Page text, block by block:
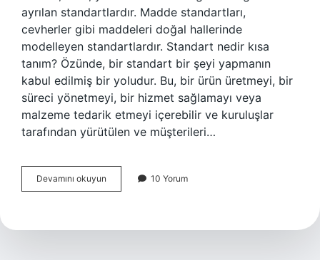
ayrılan standartlardır. Madde standartları,
cevherler gibi maddeleri doğal hallerinde
modelleyen standartlardır. Standart nedir kısa
tanım? Özünde, bir standart bir şeyi yapmanın
kabul edilmiş bir yoludur. Bu, bir ürün üretmeyi, bir
süreci yönetmeyi, bir hizmet sağlamayı veya
malzeme tedarik etmeyi içerebilir ve kuruluşlar
tarafından yürütülen ve müşterileri…
Devamını okuyun
Standartlar
10 Yorum